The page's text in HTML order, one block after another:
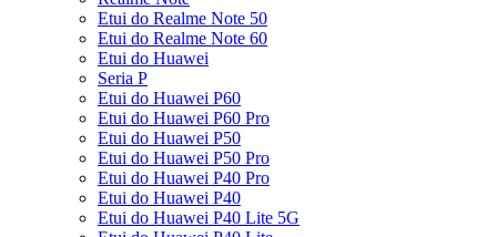
Etui do Realme Note 50
Etui do Realme Note 60
Etui do Huawei
Seria P
Etui do Huawei P60
Etui do Huawei P60 Pro
Etui do Huawei P50
Etui do Huawei P50 Pro
Etui do Huawei P40 Pro
Etui do Huawei P40
Etui do Huawei P40 Lite 5G